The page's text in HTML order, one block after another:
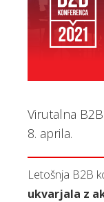
Virutalna
8. aprila.
Letošnja B2B
ukvarjala z